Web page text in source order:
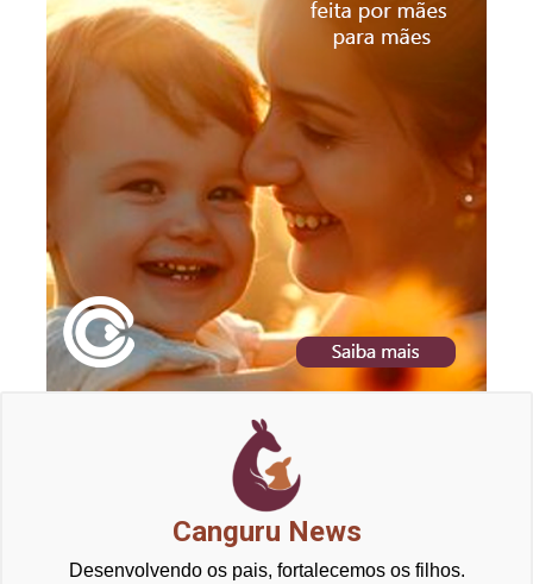
Canguru News
Desenvolvendo os pais, fortalecemos os filhos.